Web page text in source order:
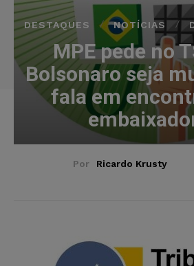
DESTAQUES NOTÍCIAS
MPE pede no
Bolsonaro seja
fala em
Por Ricardo Krusty